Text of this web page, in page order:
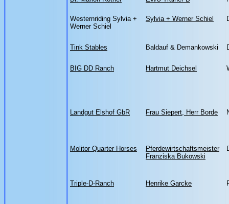
Westernriding Sylvia +
Werner Schiel
Sylvia + Werner Schiel
Tink Stables Baldauf & Demankowski
BIG DD Ranch Hartmut Deichsel
Landgut Elshof GbR Frau Siepert, Herr Borde
Molitor Quarter Horses
Pferdewirtschaftsmeister
Franziska Bukowski
Triple-D-Ranch Henrike Garcke